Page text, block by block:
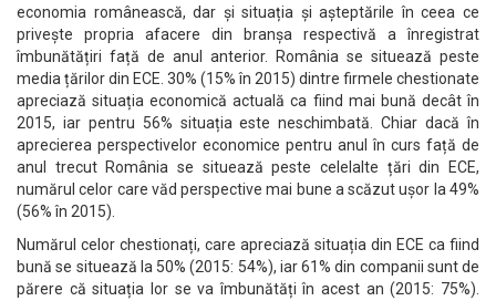
economia românească, dar și situația și așteptările în ceea ce
privește propria afacere din branșa respectivă a înregistrat
îmbunătățiri față de anul anterior. România se situează peste
media țărilor din ECE. 30% (15% în 2015) dintre firmele chestionate
apreciază situația economică actuală ca fiind mai bună decât în
2015, iar pentru 56% situația este neschimbată. Chiar dacă în
aprecierea perspectivelor economice pentru anul în curs față de
anul trecut România se situează peste celelalte țări din ECE,
numărul celor care văd perspective mai bune a scăzut ușor la 49%
(56% în 2015).
Numărul celor chestionați, care apreciază situația din ECE ca fiind
bună se situează la 50% (2015: 54%), iar 61% din companii sunt de
părere că situația lor se va îmbunătăți în acest an (2015: 75%).